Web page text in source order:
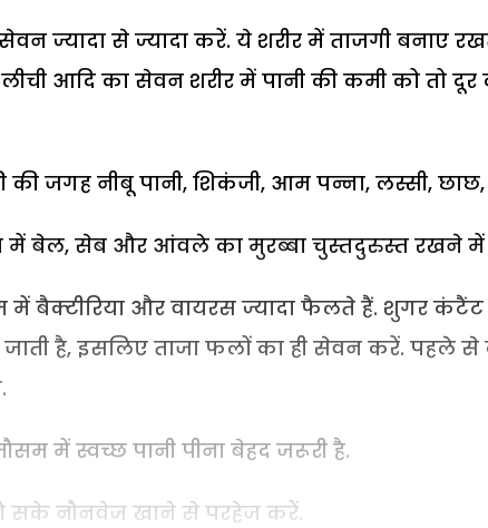
ज्यादा से ज्यादा करें. ये शरीर में ताजगी बनाए
आदि का सेवन शरीर में पानी की कमी को तो दूर
की जगह नीबू पानी, शिकंजी, आम पन्ना, लस्सी,
में बेल, सेब और आंवले का मुरब्बा चुस्तदुरुस्त रखने में
बैक्टीरिया और वायरस ज्यादा फैलते हैं. शुगर
है, इसलिए ताजा फलों का ही सेवन करें. पहले
में स्वच्छ पानी पीना बेहद जरूरी है.
सके नौनवेज खाने से परहेज करें.